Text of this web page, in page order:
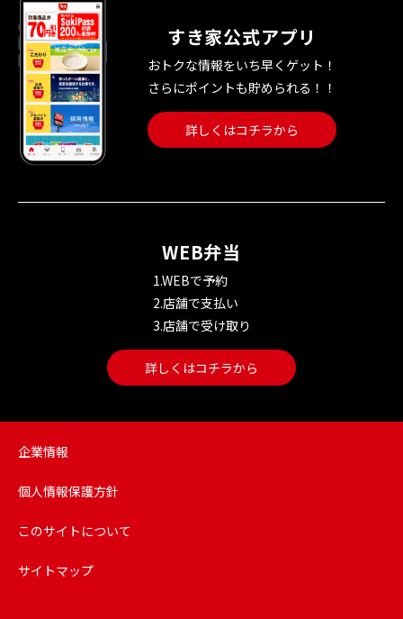
すき家公式アプリ
おトクな情報をいち早くゲット！
さらにポイントも貯められる！！
詳しくはコチラから
WEB弁当
1.WEBで予約
2.店舗で支払い
3.店舗で受け取り
詳しくはコチラから
企業情報
個人情報保護方針
このサイトについて
サイトマップ